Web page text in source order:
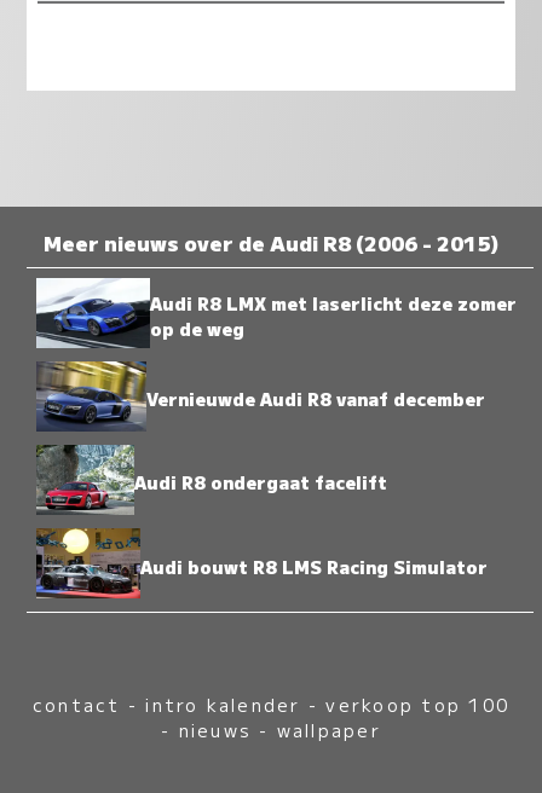
Meer nieuws over de Audi R8 (2006 - 2015)
Audi R8 LMX met laserlicht deze zomer
op de weg
Vernieuwde Audi R8 vanaf december
Audi R8 ondergaat facelift
Audi bouwt R8 LMS Racing Simulator
contact -intro kalender -verkoop top 100
- nieuws - wallpaper